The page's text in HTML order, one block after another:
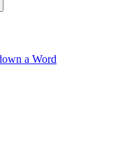
a Word